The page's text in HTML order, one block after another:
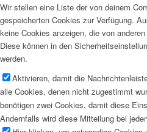
Wir stellen eine Liste der von deinem
gespeicherten Cookies zur Verfügung.
keine Cookies anzeigen, die von
Diese können in den
werden.
Aktivieren, damit die
alle Cookies, denen nicht zugestimmt
benötigen zwei Cookies, damit diese
Andernfalls wird diese Mitteilung bei